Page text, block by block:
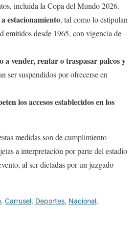
incluida la Copa del Mundo 2026.
estacionamiento, tal como lo estipulan
emitidos desde 1965, con vigencia de
a vender, rentar o traspasar palcos y
ser suspendidos por ofrecerse en
los accesos establecidos en los
medidas son de cumplimiento
a interpretación por parte del estadio
al ser dictadas por un juzgado
, Carrusel, Deportes, Nacional,